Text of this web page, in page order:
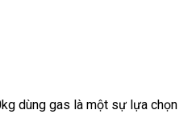
dùng gas là một sự lựa chọn